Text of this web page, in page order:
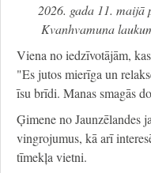
2026. gada 11.
Kvanhvamuna
Viena no iedzīvotājām,
"Es jutos mierīga un
īsu brīdi. Manas smagās
Ģimene no Jaunzēlandes
vingrojumus, kā arī
tīmekļa vietni.